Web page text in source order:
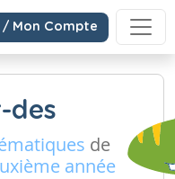
Mon Compte
des
de
année